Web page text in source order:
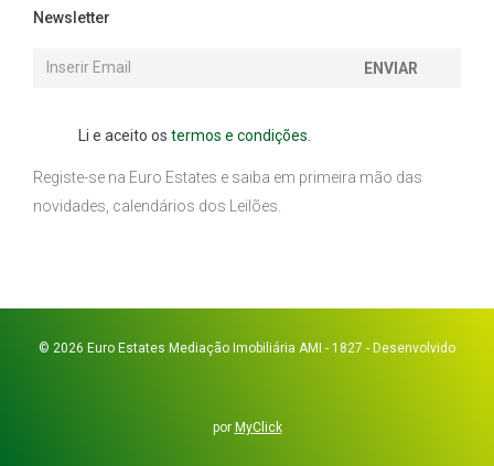
Newsletter
ENVIAR
Li e aceito os termos e condições.
Registe-se na Euro Estates e saiba em primeira mão das
novidades, calendários dos Leilões.
© 2026 Euro Estates Mediação Imobiliária AMI - 1827 - Desenvolvido
por MyClick